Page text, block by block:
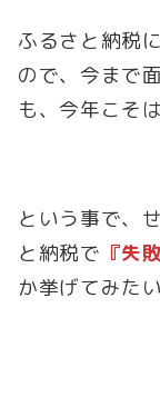
ふるさと納税
ので、今まで
も、今年こそ
という事で、
と納税で 『失
か挙げてみた